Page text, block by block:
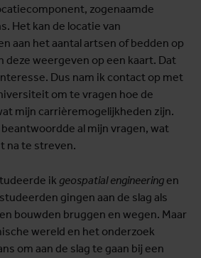
zogenaamde
Het kan de locatie van
aan het aantal artsen of bedden op
deze weergeven op een kaart. Dat
Dus nam ik contact op met
om te vragen hoe de
mijn carrièremogelijkheden zijn.
al mijn vragen, wat
na te streven.
ik geospatial engineering en
gingen aan de slag als
bouwden bruggen en wegen. Maar
wereld en het onderzoek
om aan de slag te gaan bij een